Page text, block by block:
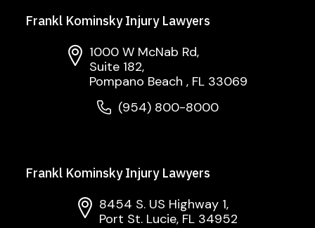
Frankl Kominsky Injury Lawyers
1000 W McNab Rd,
Suite 182,
Pompano Beach , FL 33069
(954) 800-8000
Frankl Kominsky Injury Lawyers
8454 S. US Highway 1,
Port St. Lucie, FL 34952